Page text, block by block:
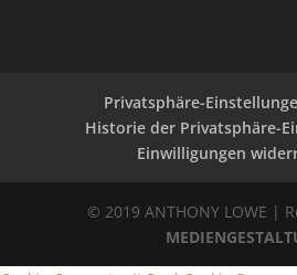
Privatsphäre-
Historie der Privatsphäre-
Einwilligungen
© 2019 ANTHONY LOWE |